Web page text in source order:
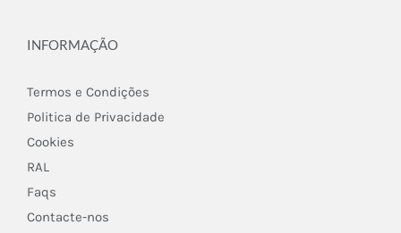
INFORMAÇÃO
Termos e Condições
Politica de Privacidade
Cookies
RAL
Faqs
Contacte-nos